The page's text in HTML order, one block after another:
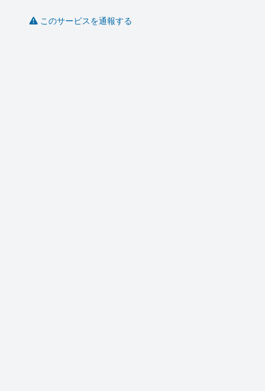
このサービスを通報する